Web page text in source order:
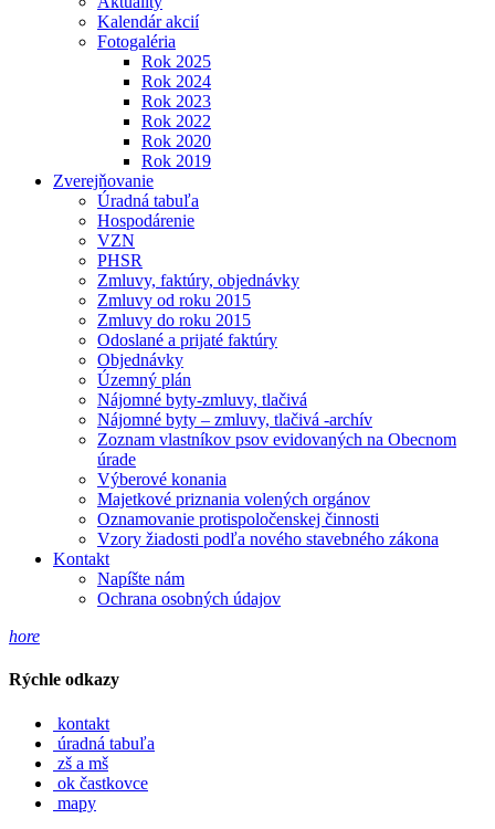
Kalendár akcií
Fotogaléria
Rok 2025
Rok 2024
Rok 2023
Rok 2022
Rok 2020
Rok 2019
Zverejňovanie
Úradná tabuľa
Hospodárenie
VZN
PHSR
Zmluvy, faktúry, objednávky
Zmluvy od roku 2015
Zmluvy do roku 2015
Odoslané a prijaté faktúry
Objednávky
Územný plán
Nájomné byty-zmluvy, tlačivá
Nájomné byty – zmluvy, tlačivá -archív
Zoznam vlastníkov psov evidovaných na Obecnom
úrade
Výberové konania
Majetkové priznania volených orgánov
Oznamovanie protispoločenskej činnosti
Vzory žiadosti podľa nového stavebného zákona
Kontakt
Napíšte nám
Ochrana osobných údajov
hore
Rýchle odkazy
kontakt
úradná tabuľa
zš a mš
ok častkovce
mapy